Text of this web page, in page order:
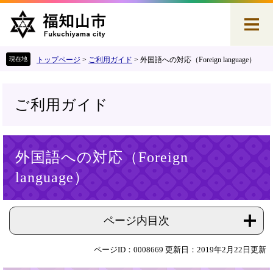
文
トップページ > ご利用ガイド > 外国語への対応（Foreign language）
ご利用ガイド
外国語への対応（Foreign
language）
ページ内目次
ページID：0008669 更新日：2019年2月22日更新